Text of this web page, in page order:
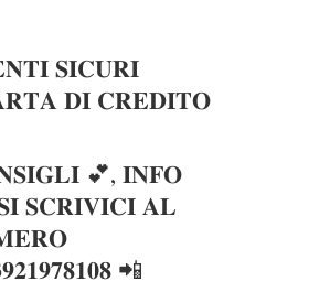
𝐒𝐈𝐂𝐔𝐑𝐈
𝐃𝐈 𝐂𝐑𝐄𝐃𝐈𝐓𝐎
💕, 𝐈𝐍𝐅𝐎
𝐒𝐂𝐑𝐈𝐕𝐈𝐂𝐈 𝐀𝐋
📲